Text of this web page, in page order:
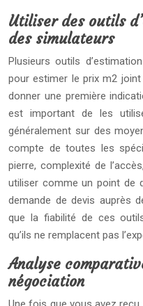
Utiliser des outils
des simulateurs
Plusieurs outils
pour estimer le prix m2
donner une première
est important de les
généralement sur des
compte de toutes les
pierre, complexité de
utiliser comme un point de
demande de devis auprès
que la fiabilité de ces
qu’ils ne remplacent pas
Analyse
négociation